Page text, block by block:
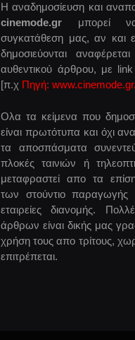
Η αναδημοσίευση και
cinemode.gr μπορεί
συγκατάθεση μας, αν και
δημοσιεύονται
αυθεντικού άρθρου, με
[π.χ Πηγή:
Ολα τα κείμενα που
είναι πρωτότυπα και όχι
τα αποσπάσματα
πλοκές ταινιών ή
μεταφραστεί απο τα
των στούντιο παραγωγής
εταιρείες διανομής.
άρθρων είναι δικής μας
χρήση τους απο τρίτους,
επιτρέπεται.